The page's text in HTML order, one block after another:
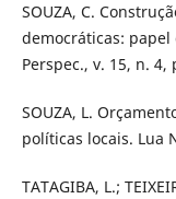
SOUZA, C.
democráticas:
Perspec., v. 15, n. 4,
SOUZA, L.
políticas locais. Lua
TATAGIBA, L.;